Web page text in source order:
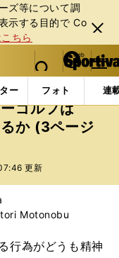
ズ等について調
⽰する⽬的で Co
ちら
閉じ
る
web Sportiva (webスポルティーバ)
検索
マイペ
ー
ジ
メニュ
ー フォト 連
の他 【木村和久連
ゴルフは
か (3ページ
更新
Motonobu
行為がどうも精神